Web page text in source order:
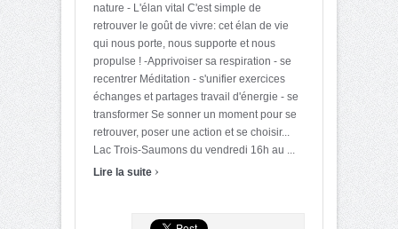
nature - L'élan vital C'est simple de
retrouver le goût de vivre: cet élan de vie
qui nous porte, nous supporte et nous
propulse ! -Apprivoiser sa respiration - se
recentrer Méditation - s'unifier exercices
échanges et partages travail d'énergie - se
transformer Se sonner un moment pour se
retrouver, poser une action et se choisir...
Lac Trois-Saumons du vendredi 16h au ...
Lire la suite ›